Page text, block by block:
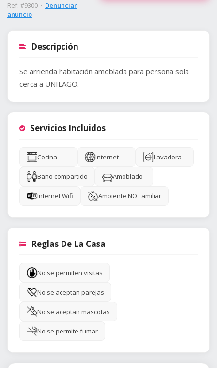
Ref: #9300 · Denunciar
anuncio
Descripción
Se arrienda habitación amoblada para persona sola
cerca a UNILAGO.
Servicios Incluidos
Cocina Internet Lavadora
Baño compartido Amoblado
Internet Wifi Ambiente NO Familiar
Reglas De La Casa
No se permiten visitas
No se aceptan parejas
No se aceptan mascotas
No se permite fumar